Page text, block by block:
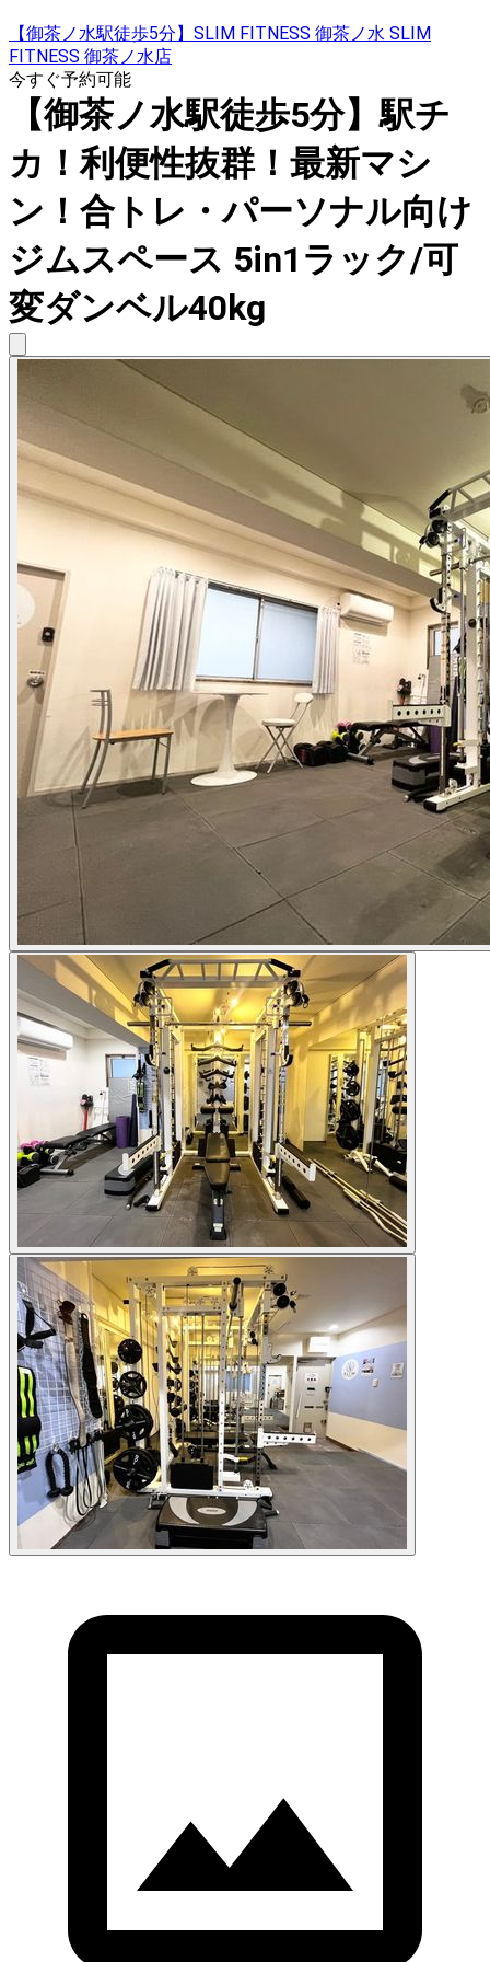
【御茶ノ水駅徒歩5分】SLIM FITNESS 御茶ノ水 SLIM
FITNESS 御茶ノ水店
今すぐ予約可能
【御茶ノ水駅徒歩5分】駅チ
カ！利便性抜群！最新マシ
ン！合トレ・パーソナル向け
ジムスペース 5in1ラック/可
変ダンベル40kg